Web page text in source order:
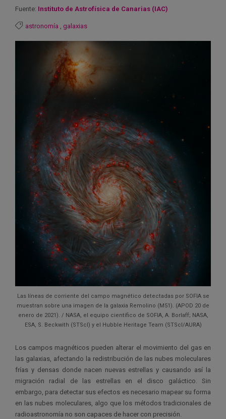
Fuente: Instituto de Astrofísica de Canarias (IAC)
astronomía , galaxias
Las líneas de corriente del campo magnético detectadas por SOFIA se
muestran sobre una imagen de la galaxia Remolino (M51). (APOD 20 de
enero de 2021). / NASA, el equipo científico de SOFIA, A. Borlaff; NASA,
ESA, S. Beckwith (STScI) y el Hubble Heritage Team (STScI/AURA)
Los campos magnéticos pueden alterar el movimiento del gas en
las galaxias, afectando la redistribución de las nubes moleculares
frías y densas donde nacen nuevas estrellas y causando así la
migración radial de las estrellas en el disco galáctico. Sin
embargo, para detectar sus efectos es necesario mapear su forma
en las nubes moleculares, algo que los métodos tradicionales de
radioastronomía no son capaces de hacer con precisión.